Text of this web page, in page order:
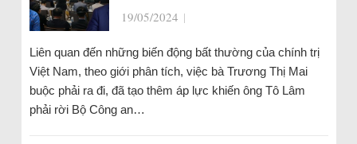
19/05/2024 |
Liên quan đến những biến động bất thường của chính trị
Việt Nam, theo giới phân tích, việc bà Trương Thị Mai
buộc phải ra đi, đã tạo thêm áp lực khiến ông Tô Lâm
phải rời Bộ Công an…